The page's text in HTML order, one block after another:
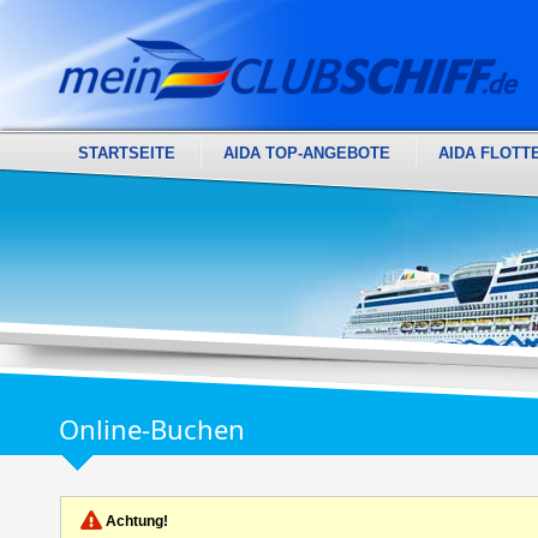
STARTSEITE AIDA TOP-ANGEBOTE AIDA
Online-Buchen
Achtung!